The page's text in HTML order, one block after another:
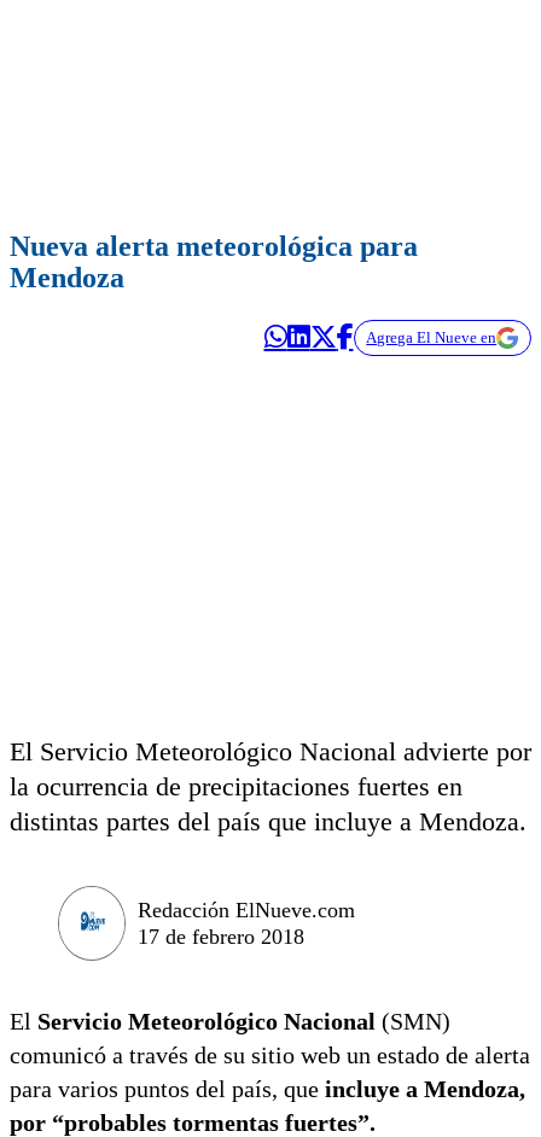
Nueva alerta meteorológica para
Mendoza
Agrega El Nueve en
El Servicio Meteorológico Nacional advierte por
la ocurrencia de precipitaciones fuertes en
distintas partes del país que incluye a Mendoza.
Redacción ElNueve.com
17 de febrero 2018
El Servicio Meteorológico Nacional (SMN)
comunicó a través de su sitio web un estado de alerta
para varios puntos del país, que incluye a Mendoza,
por “probables tormentas fuertes”.